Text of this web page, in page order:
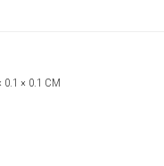
0.1 × 0.1 CM